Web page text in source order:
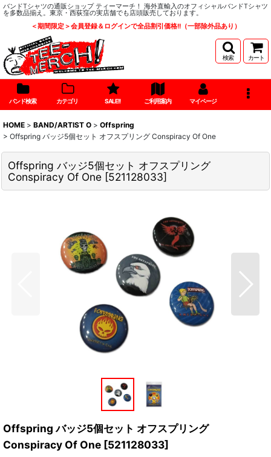
バンドTシャツの通販ショップ ティーマーチ！ 海外直輸入のオフィシャルバンドTシャツ
を多数品揃え。東京・西荻窪の実店舗でも店頭販売しております。
＜期間限定＞会員登録＆ログインで全品割引価格!!（一部除外品あり）
検索 カート
バンド検索 カテゴリ SALE!! ご利用案内 マイページ
HOME > BAND/ARTIST O > Offspring
> Offspring バッジ5個セット オフスプリング Conspiracy Of One
Offspring バッジ5個セット オフスプリング
Conspiracy Of One [521128033]
Offspring バッジ5個セット オフスプリング
Conspiracy Of One [521128033]